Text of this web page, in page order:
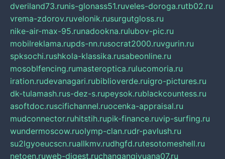
dveriland73.runis-glonass51.ruveles-doroga.rutb02.ru
vrema-zdorov.ruvelonik.rusurgutgloss.ru
nike-air-max-95.runadookna.rulubov-pic.ru
mobilreklama.rupds-nn.rusocrat2000.ruvgurin.ru
spksochi.rushkola-klassika.rusabeonline.ru
mosoblfencing.rumasteroptica.rulucomoria.ru
iration.rudevanagari.rubiblioverde.ruigro-pictures.ru
dk-tulamash.rus-dez-s.rupeysok.rublackcountess.ru
asoftdoc.ruscifichannel.ruocenka-appraisal.ru
mudconnector.ruhitstih.rupik-finance.ruvip-surfing.ru
wundermoscow.ruolymp-clan.rudr-pavlush.ru
su2lgyoeucscn.ruallkmv.rudhgfd.rutesotomeshell.ru
netoen.ruweb-digest.ruchanganqiyuana07.ru